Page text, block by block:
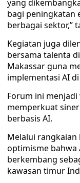
yang
bagi peningkatan
berbagai sektor,”
Kegiatan juga
bersama talenta
Makassar guna
implementasi AI
Forum ini
memperkuat
berbasis AI.
Melalui
optimisme bahwa
berkembang
kawasan timur